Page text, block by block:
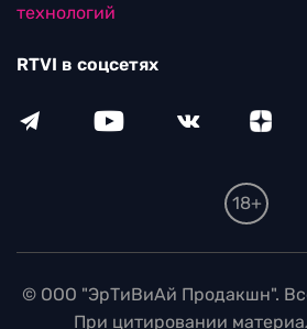
технологий
RTVI в соцсетях
18+
© ООО "ЭрТиВиАй Продакшн".
При цитировании